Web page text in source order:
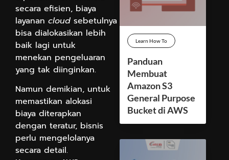
secara efisien, biaya
layanan cloudsebetulnya
bisa dialokasikan lebih
baik lagi untuk
menekan pengeluaran
yang tak diinginkan.
Namun demikian, untuk
memastikan alokasi
biaya diterapkan
dengan teratur, bisnis
perlu mengelolanya
secara detail.
Learn How To
Panduan
Membuat
Amazon S3
General Purpose
Bucket di AWS